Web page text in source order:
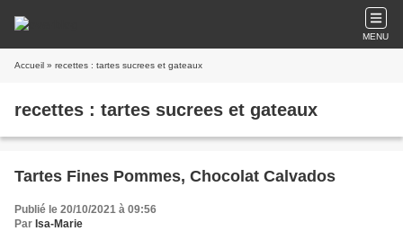
MENU
Accueil » recettes : tartes sucrees et gateaux
recettes : tartes sucrees et gateaux
Tartes Fines Pommes, Chocolat Calvados
Publié le 20/10/2021 à 09:56
Par Isa-Marie